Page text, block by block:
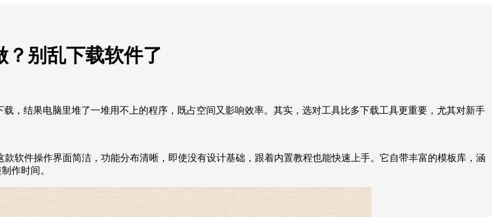
？别乱下载软件了
，结果电脑里堆了一堆用不上的程序，既占空间又影响效率。其实，选对工具比多下载工具更重要，尤其对新手
软件操作界面简洁，功能分布清晰，即使没有设计基础，跟着内置教程也能快速上手。它自带丰富的模板库，涵
作时间。